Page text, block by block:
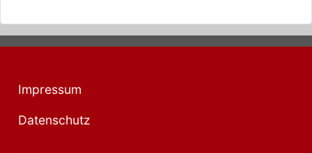
Impressum
Datenschutz